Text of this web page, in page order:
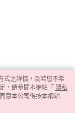
式之詳情，及若您不希
，請參閱本網站「 隱私
意本公司得按本網站使